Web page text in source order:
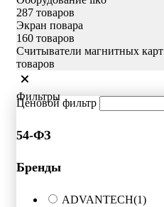
287 товаров
Экран повара
160 товаров
Считыватели магнитных карт
товаров
Фильтры
Ценовой фильтр
54-ФЗ
Бренды
ADVANTECH(1)